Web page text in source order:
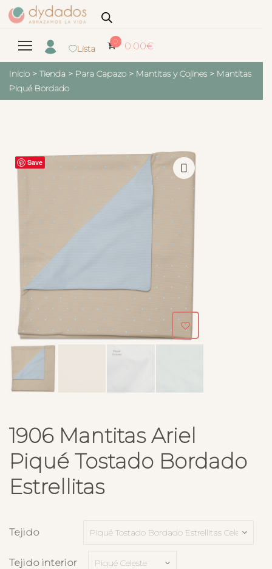
Lista
0 0.00€
Inicio > Tienda > Para Capazo > Mantitas y Cojines > Mantitas
Piqué Bordado
Save
1906 Mantitas Ariel
Piqué Tostado Bordado
Estrellitas
Tejido
Tejido interior